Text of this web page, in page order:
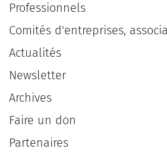
Professionnels
Comités d'entreprises,
Actualités
Newsletter
Archives
Faire un don
Partenaires